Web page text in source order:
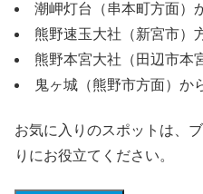
潮岬灯台（串本町方面）
熊野速玉大社（新宮市）
熊野本宮大社（田辺市本
鬼ヶ城（熊野市方面）か
お気に入りのスポットは、
りにお役立てください。